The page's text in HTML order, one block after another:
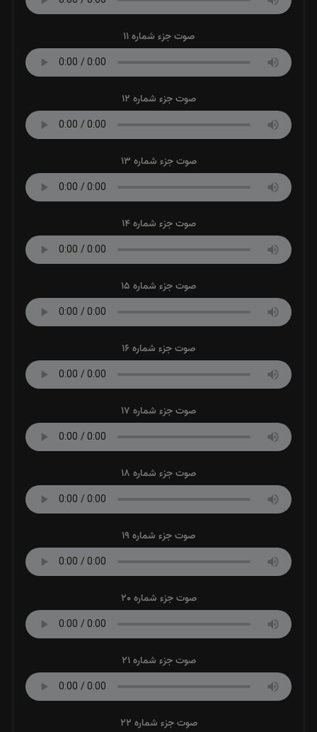
صوت جزء شماره 11
صوت جزء شماره 12
صوت جزء شماره 13
صوت جزء شماره 14
صوت جزء شماره 15
صوت جزء شماره 16
صوت جزء شماره 17
صوت جزء شماره 18
صوت جزء شماره 19
صوت جزء شماره 20
صوت جزء شماره 21
صوت جزء شماره 22